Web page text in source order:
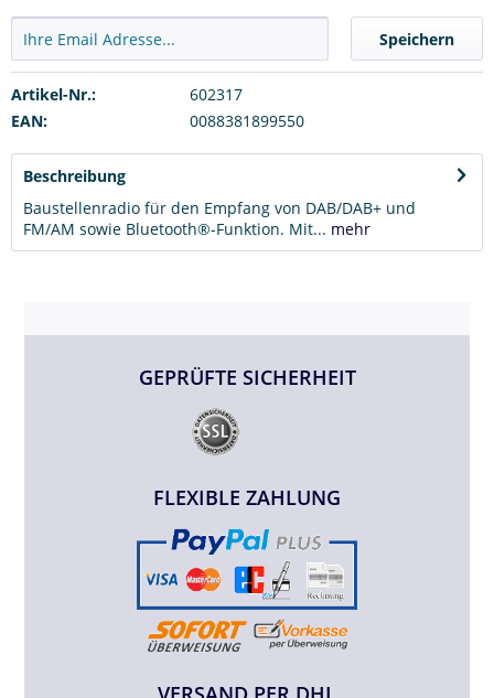
Speichern
Artikel-Nr.:
602317
EAN:
0088381899550
Beschreibung
Baustellenradio für den Empfang von DAB/DAB+ und
FM/AM sowie Bluetooth®-Funktion. Mit... mehr
GEPRÜFTE SICHERHEIT
FLEXIBLE ZAHLUNG